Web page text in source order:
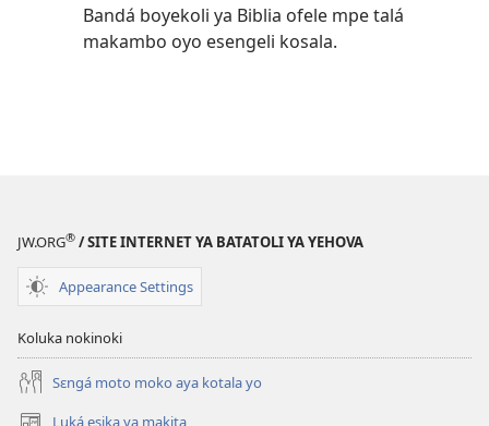
Bandá boyekoli ya Biblia ofele mpe talá
makambo oyo esengeli kosala.
JW.ORG® / SITE INTERNET YA BATATOLI YA YEHOVA
Appearance Settings
Koluka nokinoki
Sɛngá moto moko aya kotala yo
Luká esika ya makita